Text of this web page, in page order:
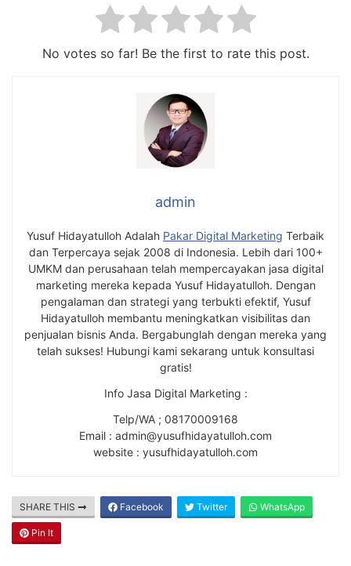
No votes so far! Be the first to rate this post.
admin
Yusuf Hidayatulloh Adalah Pakar Digital Marketing Terbaik
dan Terpercaya sejak 2008 di Indonesia. Lebih dari 100+
UMKM dan perusahaan telah mempercayakan jasa digital
marketing mereka kepada Yusuf Hidayatulloh. Dengan
pengalaman dan strategi yang terbukti efektif, Yusuf
Hidayatulloh membantu meningkatkan visibilitas dan
penjualan bisnis Anda. Bergabunglah dengan mereka yang
telah sukses! Hubungi kami sekarang untuk konsultasi
gratis!
Info Jasa Digital Marketing :
Telp/WA ; 08170009168
Email : admin@yusufhidayatulloh.com
website : yusufhidayatulloh.com
SHARE THIS Facebook Twitter WhatsApp
Pin It